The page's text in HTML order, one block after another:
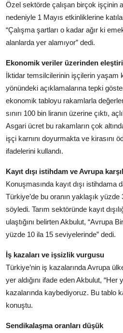
Özel sektörde çalışan birçok işçinin
nedeniyle 1 Mayıs etkinliklerine
“Çalışma şartları o kadar ağır ki
alanlarda yer alamıyor” dedi.
Ekonomik veriler üzerinden eleştiri
İktidar temsilcilerinin işçilerin yaşam
yönündeki açıklamalarına tepki
ekonomik tabloyu rakamlarla
sınırı 100 bin liranın üzerine çıktı,
Asgari ücret bu rakamların çok
işçi karnını doyurmakta ve kirasını
ifadelerini kullandı.
Kayıt dışı istihdam ve Avrupa
Konuşmasında kayıt dışı istihdama
Türkiye’de bu oranın yaklaşık
söyledi. Tarım sektöründe kayıt
ulaştığını belirten Akbulut, “Avrupa
yüzde 10 ila 15 seviyelerinde” dedi.
İş kazaları ve işsizlik vurgusu
Türkiye’nin iş kazalarında Avrupa
yer aldığını ifade eden Akbulut,
kazalarında kaybediyoruz. Bu tablo
konuştu.
Sendikalaşma oranları düşük